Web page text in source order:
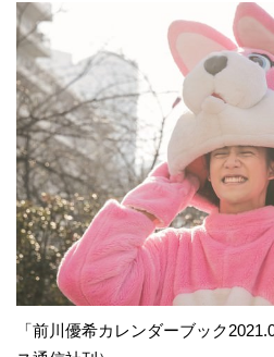
「前川優希カレンダーブック